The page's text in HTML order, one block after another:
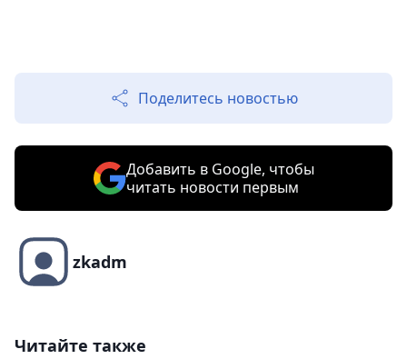
Поделитесь новостью
Добавить в Google, чтобы
читать новости первым
zkadm
Читайте также